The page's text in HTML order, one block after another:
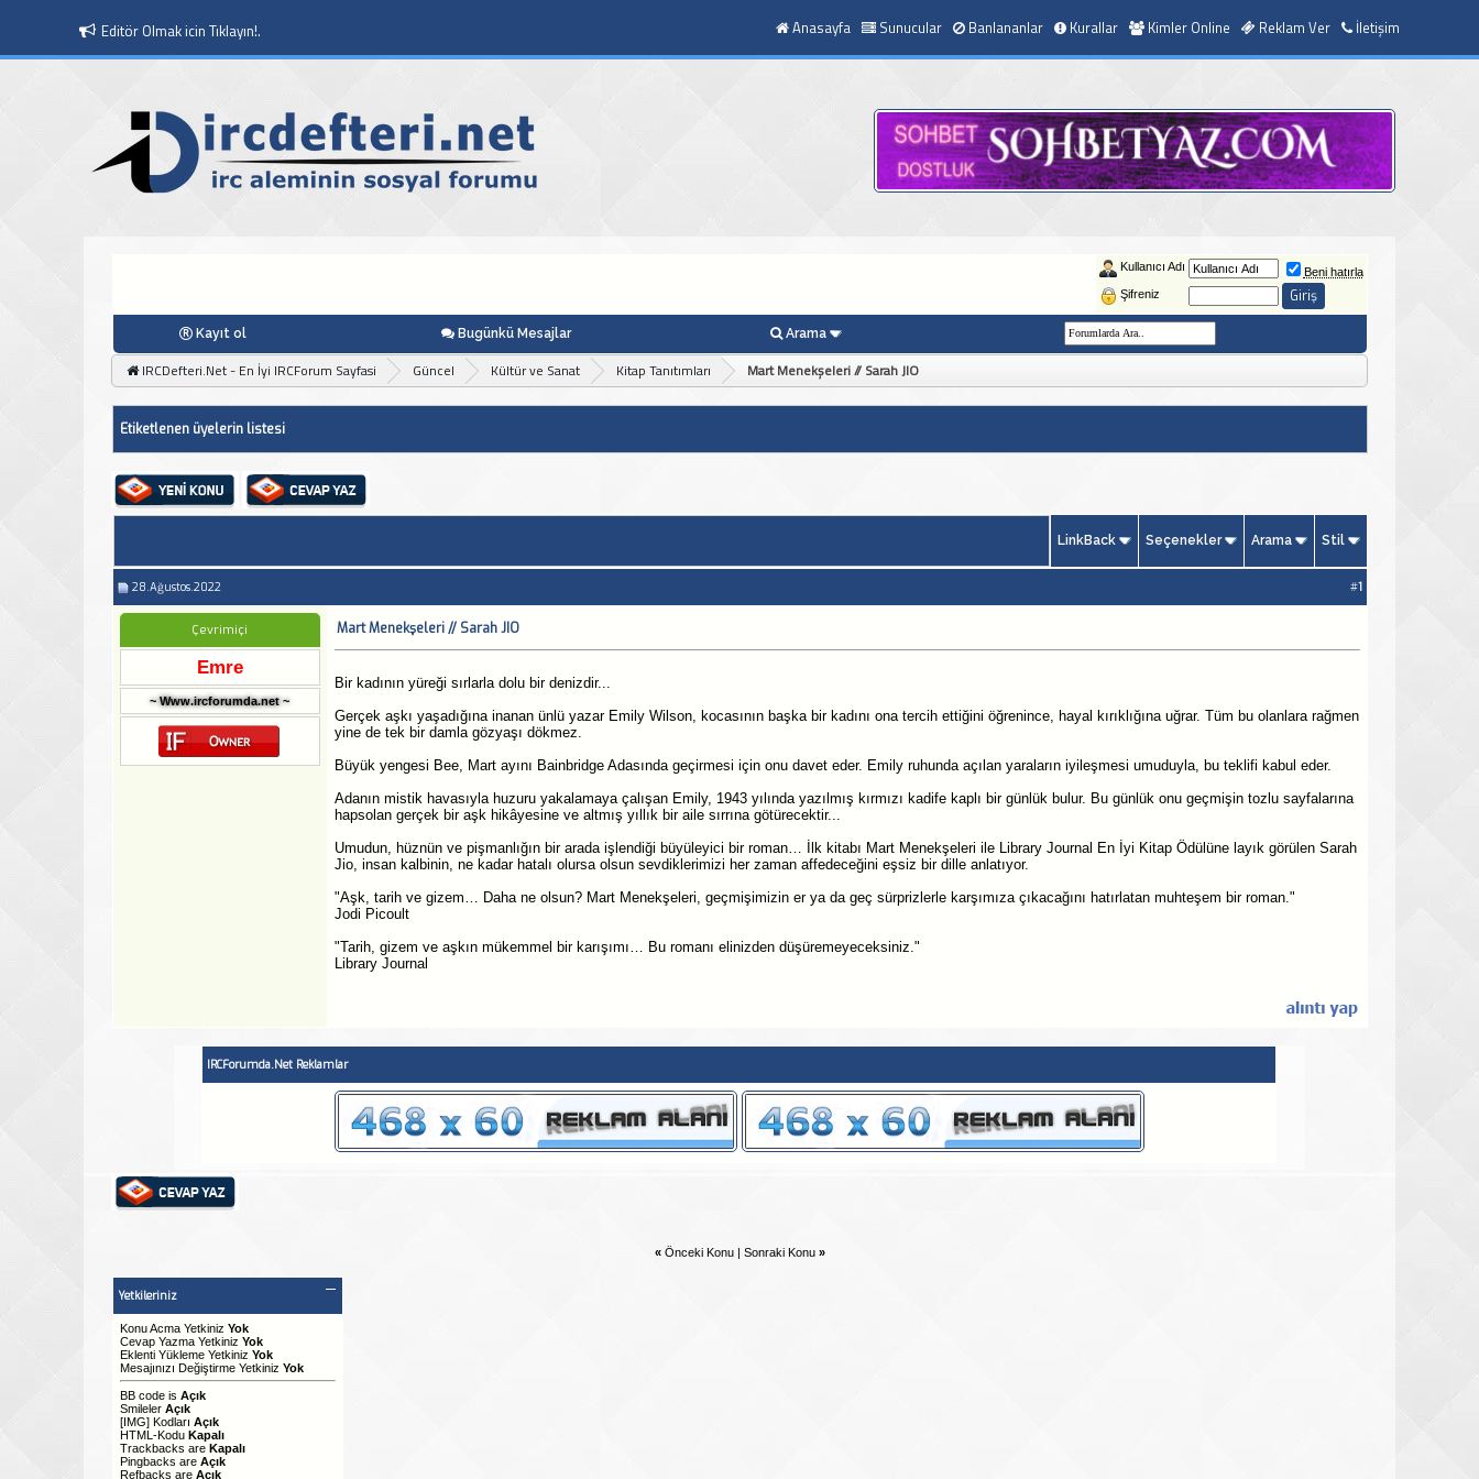
Editör Olmak icin Tıklayın!. Anasayfa Sunucular Banlananlar Kurallar Kimler Online Reklam Ver İletişim
Kullanıcı Adı
Beni hatırla
Şifreniz
Kayıt ol Bugünkü Mesajlar Arama
IRCDefteri.Net - En İyi IRCForum Sayfasi Güncel Kültür ve Sanat Kitap Tanıtımları Mart Menekşeleri // Sarah JIO
Etiketlenen üyelerin listesi
LinkBack Seçenekler Arama Stil
28.Ağustos.2022 #1
Çevrimiçi
Emre
~ Www.ircforumda.net ~
Mart Menekşeleri // Sarah JIO
Bir kadının yüreği sırlarla dolu bir denizdir...
Gerçek aşkı yaşadığına inanan ünlü yazar Emily Wilson, kocasının başka bir kadını ona tercih ettiğini öğrenince, hayal kırıklığına uğrar. Tüm bu olanlara rağmen
yine de tek bir damla gözyaşı dökmez.
Büyük yengesi Bee, Mart ayını Bainbridge Adasında geçirmesi için onu davet eder. Emily ruhunda açılan yaraların iyileşmesi umuduyla, bu teklifi kabul eder.
Adanın mistik havasıyla huzuru yakalamaya çalışan Emily, 1943 yılında yazılmış kırmızı kadife kaplı bir günlük bulur. Bu günlük onu geçmişin tozlu sayfalarına
hapsolan gerçek bir aşk hikâyesine ve altmış yıllık bir aile sırrına götürecektir...
Umudun, hüznün ve pişmanlığın bir arada işlendiği büyüleyici bir roman… İlk kitabı Mart Menekşeleri ile Library Journal En İyi Kitap Ödülüne layık görülen Sarah
Jio, insan kalbinin, ne kadar hatalı olursa olsun sevdiklerimizi her zaman affedeceğini eşsiz bir dille anlatıyor.
"Aşk, tarih ve gizem… Daha ne olsun? Mart Menekşeleri, geçmişimizin er ya da geç sürprizlerle karşımıza çıkacağını hatırlatan muhteşem bir roman."
Jodi Picoult
"Tarih, gizem ve aşkın mükemmel bir karışımı… Bu romanı elinizden düşüremeyeceksiniz."
Library Journal
IRCForumda.Net Reklamlar
« Önceki Konu| Sonraki Konu »
Yetkileriniz
Konu Acma Yetkiniz Yok
Cevap Yazma Yetkiniz Yok
Eklenti Yükleme Yetkiniz Yok
Mesajınızı Değiştirme Yetkiniz Yok
BB codeis Açık
Smileler Açık
[IMG]Kodları Açık
HTML-Kodu Kapalı
Trackbacks are Kapalı
Pingbacks are Açık
Refbacks are Açık